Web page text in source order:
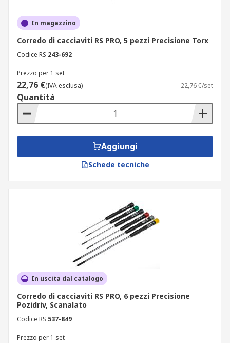
In magazzino
Corredo di cacciaviti RS PRO, 5 pezzi Precisione Torx
Codice RS 243-692
Prezzo per 1 set
22,76 €(IVA esclusa) 22,76 €/set
Quantità
Aggiungi
Schede tecniche
In uscita dal catalogo
Corredo di cacciaviti RS PRO, 6 pezzi Precisione
Pozidriv, Scanalato
Codice RS 537-849
Prezzo per 1 set